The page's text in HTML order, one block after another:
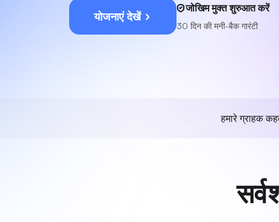
योजनाएं देखें
जोखिम मुक्त शुरुआत करें
30 दिन की मनी-बैक गारंटी
हमारे ग्राहक